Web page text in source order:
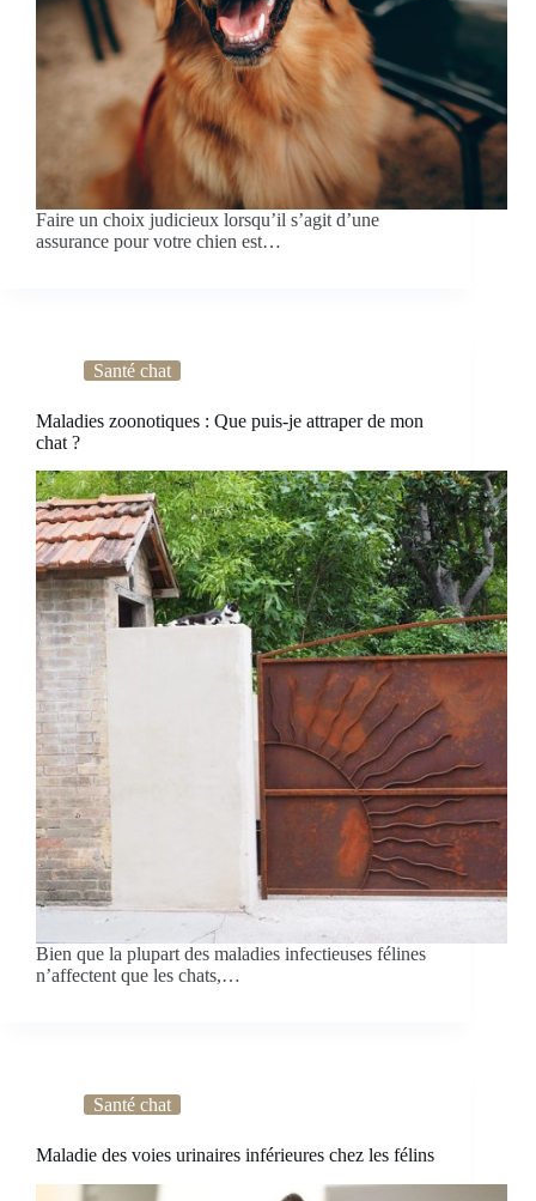
Faire un choix judicieux lorsqu’il s’agit d’une
assurance pour votre chien est…
Santé chat
Maladies zoonotiques : Que puis-je attraper de mon
chat ?
Bien que la plupart des maladies infectieuses félines
n’affectent que les chats,…
Santé chat
Maladie des voies urinaires inférieures chez les félins